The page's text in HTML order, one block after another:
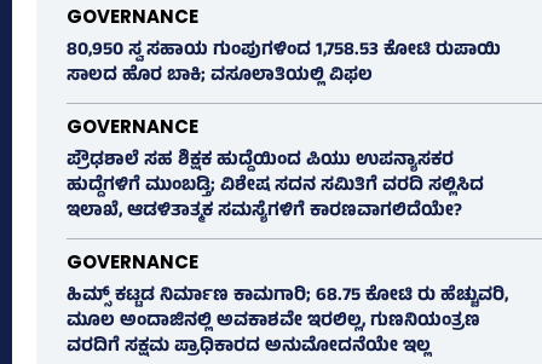
GOVERNANCE
80,950 ಸ್ವ ಸಹಾಯ ಗುಂಪುಗಳಿಂದ 1,758.53 ಕೋಟಿ ರುಪಾಯಿ
ಸಾಲದ ಹೊರ ಬಾಕಿ; ವಸೂಲಾತಿಯಲ್ಲಿ ವಿಫಲ
GOVERNANCE
ಪ್ರೌಢಶಾಲೆ ಸಹ ಶಿಕ್ಷಕ ಹುದ್ದೆಯಿಂದ ಪಿಯು ಉಪನ್ಯಾಸಕರ
ಹುದ್ದೆಗಳಿಗೆ ಮುಂಬಡ್ತಿ; ವಿಶೇಷ ಸದನ ಸಮಿತಿಗೆ ವರದಿ ಸಲ್ಲಿಸಿದ
ಇಲಾಖೆ, ಆಡಳಿತಾತ್ಮಕ ಸಮಸ್ಯೆಗಳಿಗೆ ಕಾರಣವಾಗಲಿದೆಯೇ?
GOVERNANCE
ಹಿಮ್ಸ್‌ ಕಟ್ಟಡ ನಿರ್ಮಾಣ ಕಾಮಗಾರಿ; 68.75 ಕೋಟಿ ರು ಹೆಚ್ಚುವರಿ,
ಮೂಲ ಅಂದಾಜಿನಲ್ಲಿ ಅವಕಾಶವೇ ಇರಲಿಲ್ಲ, ಗುಣನಿಯಂತ್ರಣ
ವರದಿಗೆ ಸಕ್ಷಮ ಪ್ರಾಧಿಕಾರದ ಅನುಮೋದನೆಯೇ ಇಲ್ಲ